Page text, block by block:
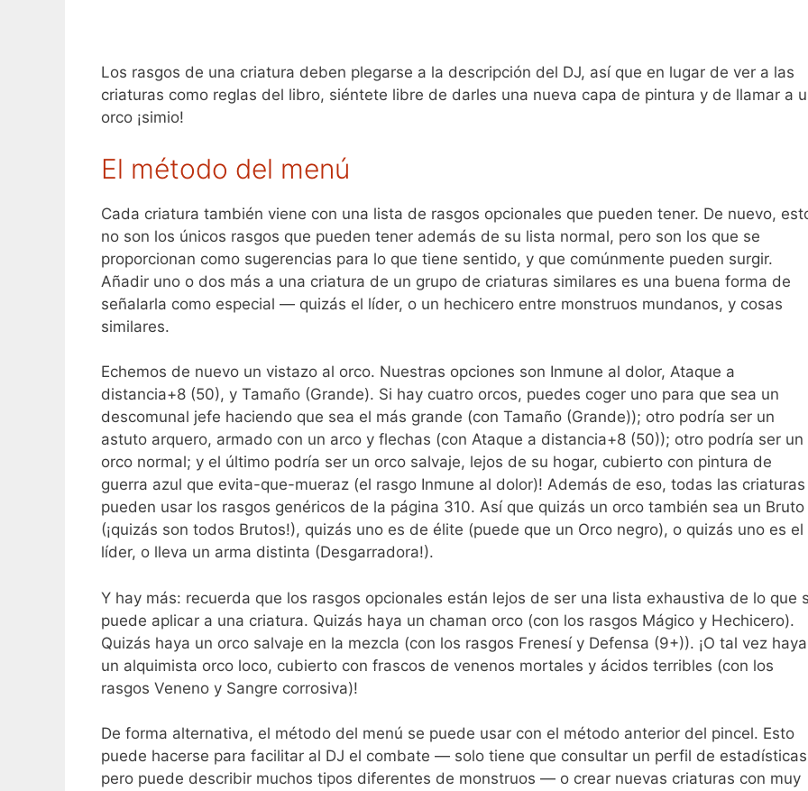
Los rasgos de una criatura deben plegarse a la descripción del DJ, así que en lugar de ver a las
criaturas como reglas del libro, siéntete libre de darles una nueva capa de pintura y de llamar a
orco ¡simio!
El método del menú
Cada criatura también viene con una lista de rasgos opcionales que pueden tener. De nuevo,
no son los únicos rasgos que pueden tener además de su lista normal, pero son los que se
proporcionan como sugerencias para lo que tiene sentido, y que comúnmente pueden surgir.
Añadir uno o dos más a una criatura de un grupo de criaturas similares es una buena forma de
señalarla como especial — quizás el líder, o un hechicero entre monstruos mundanos, y cosas
similares.
Echemos de nuevo un vistazo al orco. Nuestras opciones son Inmune al dolor, Ataque a
distancia+8 (50), y Tamaño (Grande). Si hay cuatro orcos, puedes coger uno para que sea un
descomunal jefe haciendo que sea el más grande (con Tamaño (Grande)); otro podría ser un
astuto arquero, armado con un arco y flechas (con Ataque a distancia+8 (50)); otro podría ser un
orco normal; y el último podría ser un orco salvaje, lejos de su hogar, cubierto con pintura de
guerra azul que evita-que-mueraz (el rasgo Inmune al dolor)! Además de eso, todas las criaturas
pueden usar los rasgos genéricos de la página 310. Así que quizás un orco también sea un Bruto
(¡quizás son todos Brutos!), quizás uno es de élite (puede que un Orco negro), o quizás uno es el
líder, o lleva un arma distinta (Desgarradora!).
Y hay más: recuerda que los rasgos opcionales están lejos de ser una lista exhaustiva de lo que
puede aplicar a una criatura. Quizás haya un chaman orco (con los rasgos Mágico y Hechicero).
Quizás haya un orco salvaje en la mezcla (con los rasgos Frenesí y Defensa (9+)). ¡O tal vez haya
un alquimista orco loco, cubierto con frascos de venenos mortales y ácidos terribles (con los
rasgos Veneno y Sangre corrosiva)!
De forma alternativa, el método del menú se puede usar con el método anterior del pincel. Esto
puede hacerse para facilitar al DJ el combate — solo tiene que consultar un perfil de
pero puede describir muchos tipos diferentes de monstruos — o crear nuevas criaturas con muy